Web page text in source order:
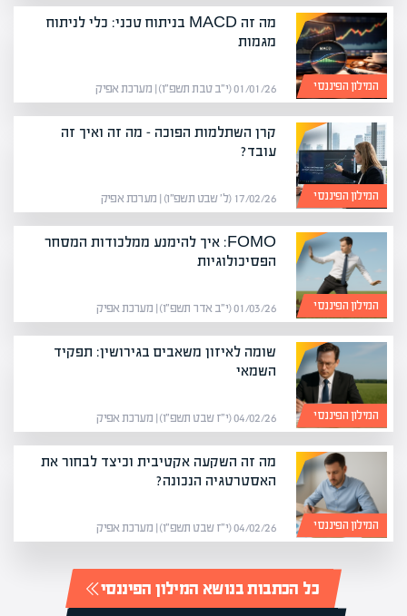
המילון הפיננסי
מה זה MACD בניתוח טכני: כלי לניתוח
מגמות
01/01/26 (י״ב טבת תשפ״ו) | מערכת אפיק
המילון הפיננסי
קרן השתלמות הפוכה – מה זה ואיך זה
עובד?
17/02/26 (ל׳ שבט תשפ״ו) | מערכת אפיק
המילון הפיננסי
FOMO: איך להימנע ממלכודות המסחר
הפסיכולוגיות
01/03/26 (י״ב אדר תשפ״ו) | מערכת אפיק
המילון הפיננסי
שומה לאיזון משאבים בגירושין: תפקיד
השמאי
04/02/26 (י״ז שבט תשפ״ו) | מערכת אפיק
המילון הפיננסי
מה זה השקעה אקטיבית וכיצד לבחור את
האסטרטגיה הנכונה?
04/02/26 (י״ז שבט תשפ״ו) | מערכת אפיק
כל הכתבות בנושא המילון הפיננסי